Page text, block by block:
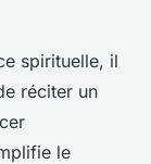
spirituelle, il
réciter un
le